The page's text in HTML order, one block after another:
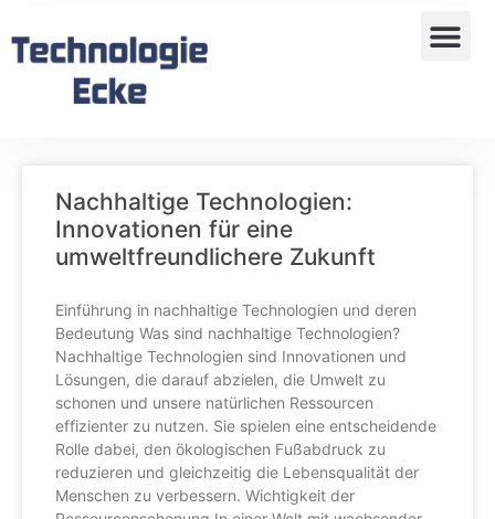
Nachhaltige Technologien:
Innovationen für eine
umweltfreundlichere Zukunft
Einführung in nachhaltige Technologien und deren
Bedeutung Was sind nachhaltige Technologien?
Nachhaltige Technologien sind Innovationen und
Lösungen, die darauf abzielen, die Umwelt zu
schonen und unsere natürlichen Ressourcen
effizienter zu nutzen. Sie spielen eine entscheidende
Rolle dabei, den ökologischen Fußabdruck zu
reduzieren und gleichzeitig die Lebensqualität der
Menschen zu verbessern. Wichtigkeit der